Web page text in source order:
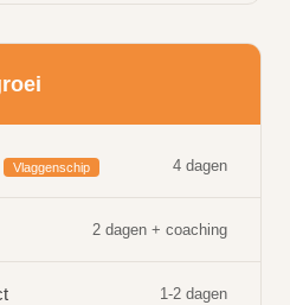
Vlaggenschip 4 dagen
2 dagen + coaching
1-2 dagen